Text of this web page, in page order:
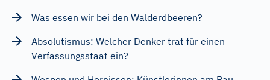
Was essen wir bei den Walderdbeeren?
Absolutismus: Welcher Denker trat für einen
Verfassungsstaat ein?